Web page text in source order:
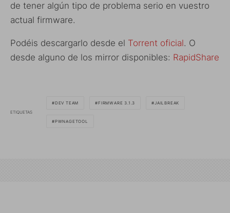
de tener algún tipo de problema serio en vuestro
actual firmware.
Podéis descargarlo desde el Torrent oficial. O
desde alguno de los mirror disponibles: RapidShare
ETIQUETAS
DEV TEAM FIRMWARE 3.1.3 JAILBREAK
PWNAGETOOL